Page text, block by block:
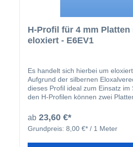
H-Profil für 4 mm
eloxiert - E6EV1
Es handelt sich hierbei um
Aufgrund der silbernen
dieses Profil ideal zum Einsatz im
den H-Profilen können zwei
ab 23,60 €*
Grundpreis: 8,00 €* / 1 Meter